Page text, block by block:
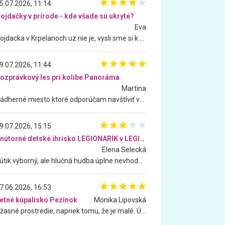
11:14
v prírode - kde všade sú ukryté?
Eva
11:44
les pri kolibe Panoráma
Martina
15:15
Vnútorné detské ihrisko LEGIONARIK v LEGIA Fitness
Elena Selecká
16:53
kúpalisko Pezinok
. Monika Lipovská